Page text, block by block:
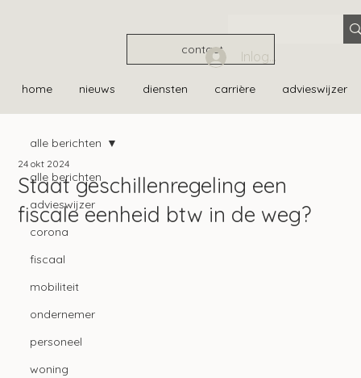
contact
home nieuws diensten carrière advieswijzer
Inloggen
alle berichten
advieswijzer
corona
fiscaal
mobiliteit
ondernemer
personeel
woning
alle berichten
Staat geschillenregeling een
fiscale eenheid btw in de weg?
24 okt 2024